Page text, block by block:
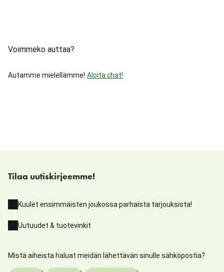
Voimmeko auttaa?
Autamme mielellämme! Aloita chat!
Tilaa uutiskirjeemme!
Kuulet ensimmäisten joukossa parhaista tarjouksista!
Uutuudet & tuotevinkit
Mistä aiheista haluat meidän lähettävän sinulle sähköpostia?